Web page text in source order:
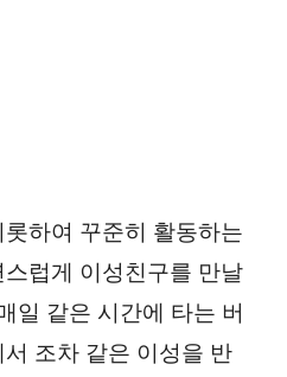
하여 꾸준히 활동하는
럽게 이성친구를 만날
일 같은 시간에 타는 버
조차 같은 이성을 반